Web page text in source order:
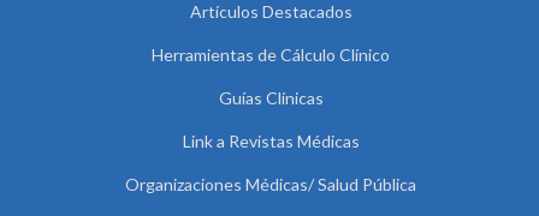
Artículos Destacados
Herramientas de Cálculo Clínico
Guías Clínicas
Link a Revistas Médicas
Organizaciones Médicas/ Salud Pública